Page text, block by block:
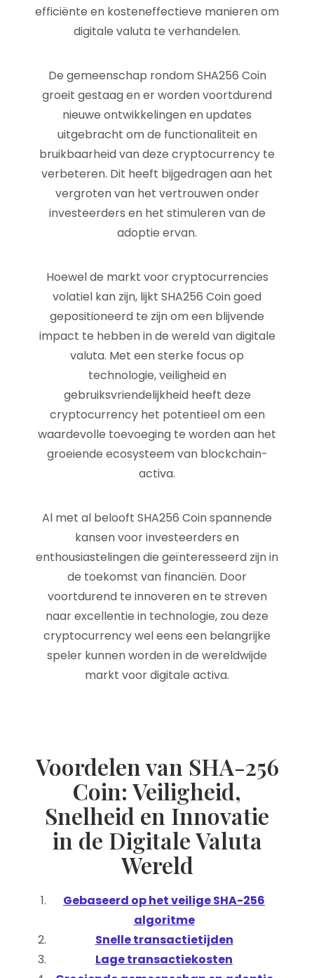
efficiënte en kosteneffectieve manieren om
digitale valuta te verhandelen.
De gemeenschap rondom SHA256 Coin
groeit gestaag en er worden voortdurend
nieuwe ontwikkelingen en updates
uitgebracht om de functionaliteit en
bruikbaarheid van deze cryptocurrency te
verbeteren. Dit heeft bijgedragen aan het
vergroten van het vertrouwen onder
investeerders en het stimuleren van de
adoptie ervan.
Hoewel de markt voor cryptocurrencies
volatiel kan zijn, lijkt SHA256 Coin goed
gepositioneerd te zijn om een blijvende
impact te hebben in de wereld van digitale
valuta. Met een sterke focus op
technologie, veiligheid en
gebruiksvriendelijkheid heeft deze
cryptocurrency het potentieel om een
waardevolle toevoeging te worden aan het
groeiende ecosysteem van blockchain-
activa.
Al met al belooft SHA256 Coin spannende
kansen voor investeerders en
enthousiastelingen die geïnteresseerd zijn in
de toekomst van financiën. Door
voortdurend te innoveren en te streven
naar excellentie in technologie, zou deze
cryptocurrency wel eens een belangrijke
speler kunnen worden in de wereldwijde
markt voor digitale activa.
Voordelen van SHA-256
Coin: Veiligheid,
Snelheid en Innovatie
in de Digitale Valuta
Wereld
Gebaseerd op het veilige SHA-256
algoritme
Snelle transactietijden
Lage transactiekosten